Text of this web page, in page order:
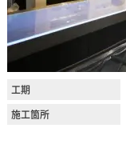
工期
施工箇所